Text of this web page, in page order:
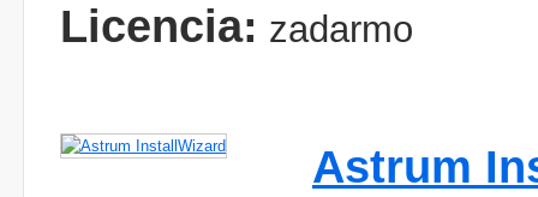
Licencia: zadarmo
Astrum